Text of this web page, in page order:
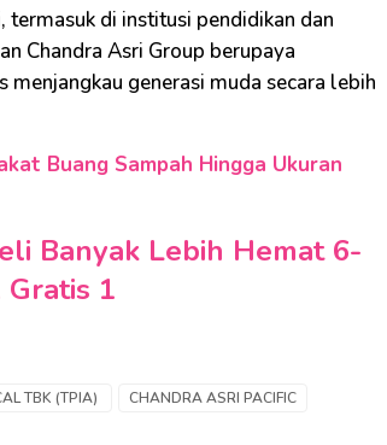
di institusi pendidikan dan
Chandra Asri Group berupaya
generasi muda secara lebih
Buang Sampah Hingga Ukuran
Banyak Lebih Hemat 6-
Gratis 1
TBK (TPIA)
CHANDRA ASRI PACIFIC